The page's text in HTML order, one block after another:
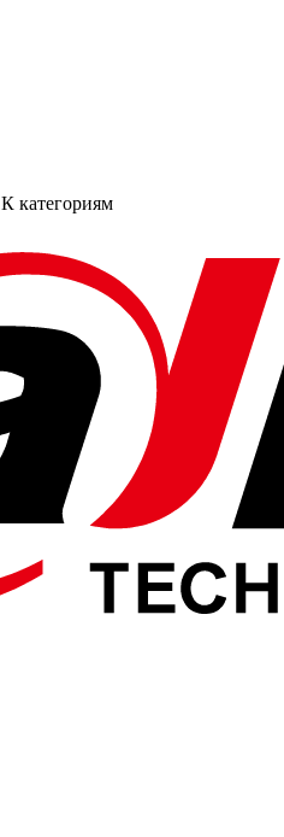
К категориям